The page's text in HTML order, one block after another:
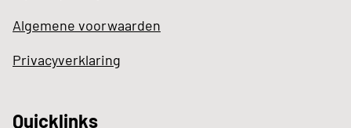
Algemene voorwaarden
Privacyverklaring
Quicklinks